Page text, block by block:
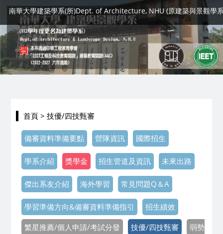
南華大學建築學系(所)Dept. of Architecture, NHU (原建築與景觀學
首頁 > 技優/四技甄審
備審資料準備要點 營隊資訊 國際招生
學系介紹 獎學金 招生管道及資訊 未來出路
傑出系友介紹 海外學習 常見問題Q＆A
學習準備方向&備審資料準備指引 招生績效
繁星推薦/個人申請/考試分發 技優/四技甄審
弱勢